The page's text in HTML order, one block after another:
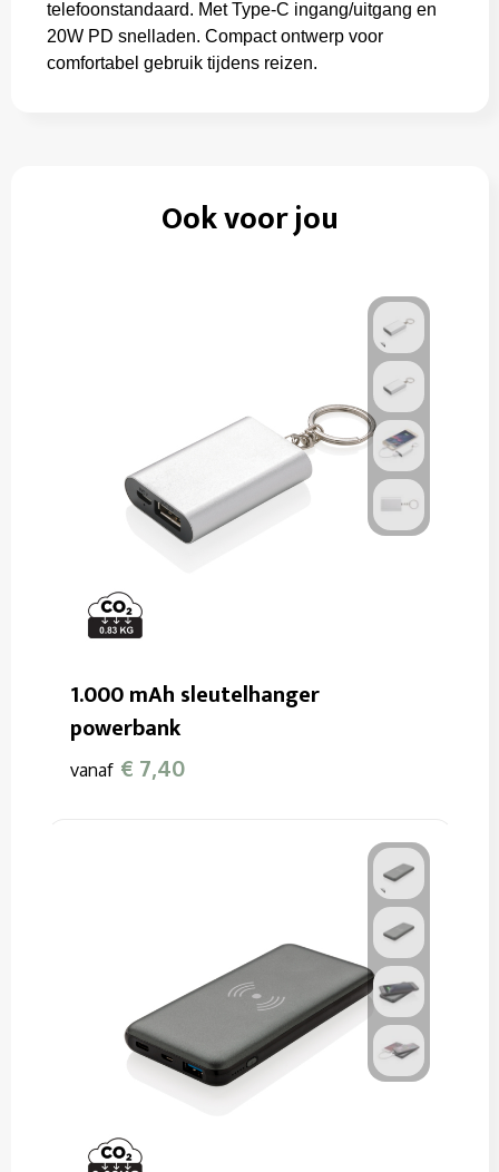
telefoonstandaard. Met Type-C ingang/uitgang en
20W PD snelladen. Compact ontwerp voor
comfortabel gebruik tijdens reizen.
Ook voor jou
1.000 mAh sleutelhanger
powerbank
vanaf € 7,40